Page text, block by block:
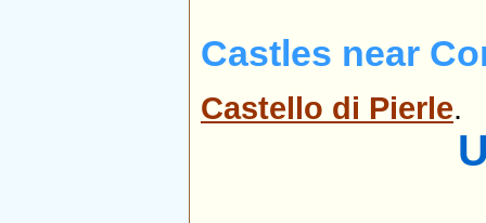
Castles near
Castello di Pierle.